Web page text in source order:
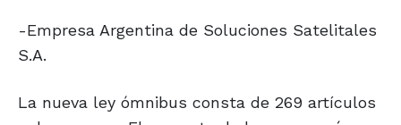
-Empresa Argentina de Soluciones Satelitales
S.A.
La nueva ley ómnibus consta de 269 artículos